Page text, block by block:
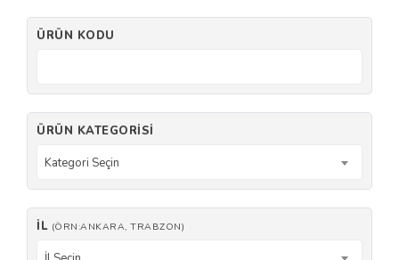
ÜRÜN KODU
ÜRÜN KATEGORISI
Kategori Seçin
İL (ÖRN:ANKARA, TRABZON)